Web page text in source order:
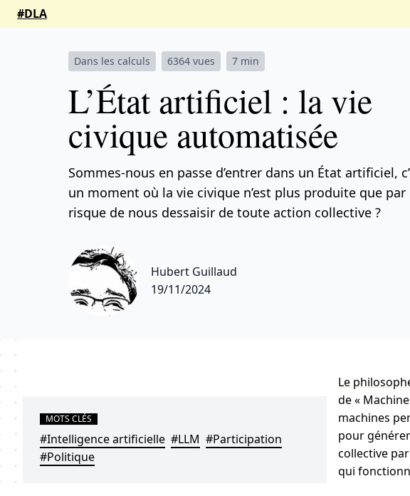
#DLA
Dans les calculs 6364 vues 7 min
L’État artificiel : la vie
civique automatisée
Sommes-nous en passe d’entrer dans un État artificiel,
un moment où la vie civique n’est plus produite que par
risque de nous dessaisir de toute action collective ?
Hubert Guillaud
19/11/2024
MOTS CLÉS
#Intelligence artificielle #LLM #Participation
#Politique
Le
de «
machines
pour
collective
qui